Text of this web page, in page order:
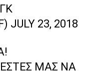
JULY 23, 2018
ΜΑΣ ΝΑ